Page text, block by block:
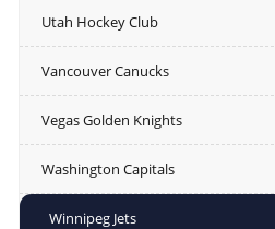
Utah Hockey Club
Vancouver Canucks
Vegas Golden Knights
Washington Capitals
Winnipeg Jets